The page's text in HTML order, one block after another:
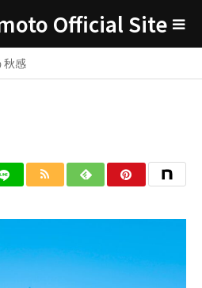
Official Site
秋感